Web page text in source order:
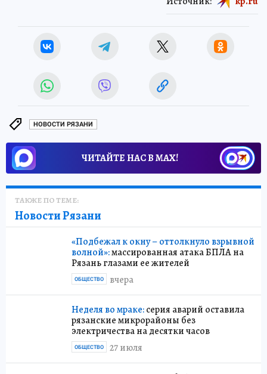
НОВОСТИ РЯЗАНИ
ЧИТАЙТЕ НАС В МАХ!
ТАКЖЕ ПО ТЕМЕ:
Новости Рязани
«Подбежал к окну – оттолкнуло взрывной
волной»:массированная атака БПЛА на
Рязань глазами ее жителей
вчера
ОБЩЕСТВО
Неделя во мраке:серия аварий оставила
рязанские микрорайоны без
электричества на десятки часов
27 июля
ОБЩЕСТВО